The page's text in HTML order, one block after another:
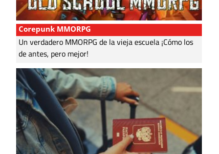
Corepunk MMORPG
Un verdadero MMORPG de la vieja escuela ¡Cómo los
de antes, pero mejor!